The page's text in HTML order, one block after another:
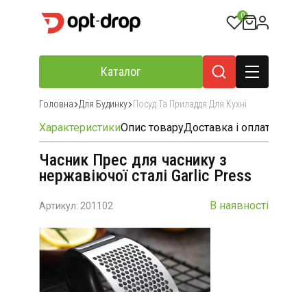
0
Каталог
Головна Для Будинку Посуд Та Приладдя Для Кухні
ХарактеристикиОпис товаруДоставка і оплата
Часник Прес для часнику з
нержавіючої сталі Garlic Press
Артикул: 201102 В наявності